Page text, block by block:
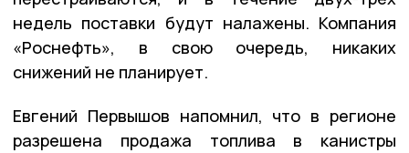
недель поставки будут налажены. Компания
«Роснефть», в свою очередь, никаких
снижений не планирует.
Евгений Первышов напомнил, что в регионе
разрешена продажа топлива в канистры